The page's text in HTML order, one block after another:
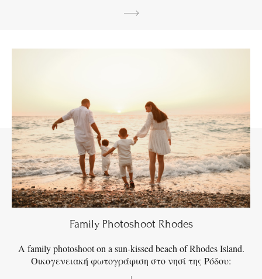
Family Photoshoot Rhodes
A family photoshoot on a sun-kissed beach of Rhodes Island.
Οικογενειακή φωτογράφιση στο νησί της Ρόδου: